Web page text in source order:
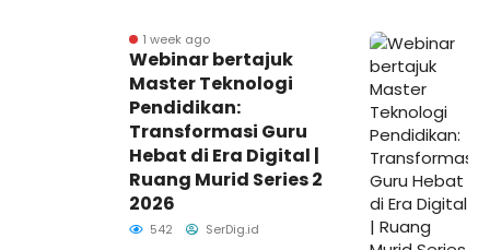
1 week ago
Webinar bertajuk
Master Teknologi
Pendidikan:
Transformasi Guru
Hebat di Era Digital |
Ruang Murid Series 2
2026
542 SerDig.id